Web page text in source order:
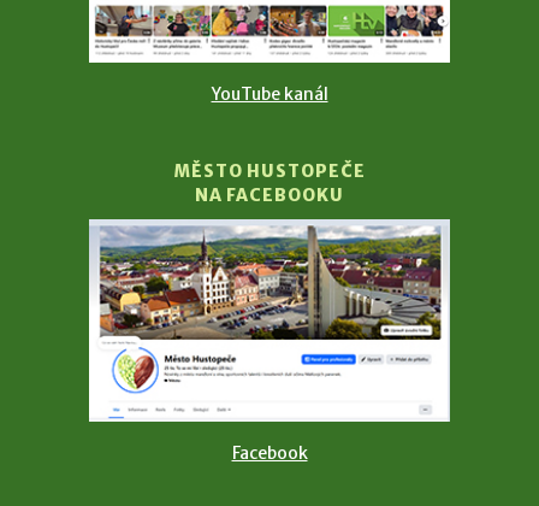
YouTube kanál
MĚSTO HUSTOPEČE
NA FACEBOOKU
Facebook